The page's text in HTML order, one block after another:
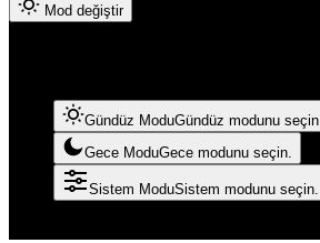
Mod değiştir
Gündüz ModuGündüz modunu seçin.
Gece ModuGece modunu seçin.
Sistem ModuSistem modunu seçin.